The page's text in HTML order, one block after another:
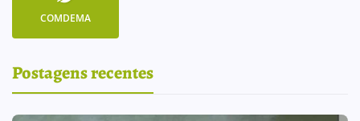
COMDEMA
Postagens recentes